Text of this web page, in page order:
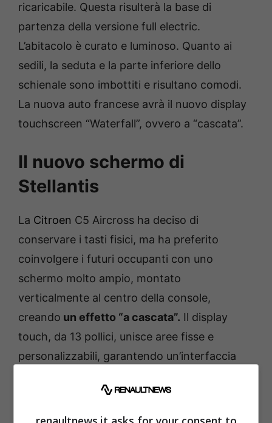
ricaricabile. Questa risulterà la base di
partenza della versione full electric.
L’abitacolo è curato e luminoso. Quanto ai
sedili, la seduta e la parte inferiore dello
schienale sono imbottiti e risultano comodi.
La nuova auto francese avrà il nuovo display
touchscreen “Waterfall”, ovvero a “cascata”.
Il nuovo schermo di
Stellantis
La Citroen C5 Aircross ha deciso di
conservare i tasti fisici, ma ha preferito
coinvolgere i futuri occupanti con uno
schermo molto ampio, montato
verticalmente al centro della console,
creando un effetto “a cascata”. Il display
touch, da 13 pollici, unisce aree fisse e
personalizzabili, garantendo un’interfaccia